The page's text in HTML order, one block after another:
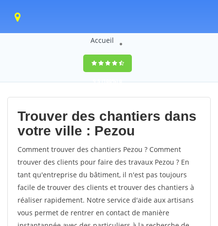
Accueil
9,5(100%)0
votes
Trouver des chantiers dans
votre ville : Pezou
Comment trouver des chantiers Pezou ? Comment
trouver des clients pour faire des travaux Pezou ? En
tant qu'entreprise du bâtiment, il n'est pas toujours
facile de trouver des clients et trouver des chantiers à
réaliser rapidement. Notre service d'aide aux artisans
vous permet de rentrer en contact de manière